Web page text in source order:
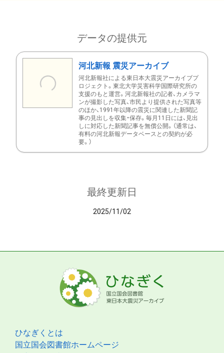
データの提供元
河北新報 震災アーカイブ
河北新報社による東日本大震災アーカイブプ
ロジェクト。東北大学災害科学国際研究所の
支援のもと運営。河北新報社の記者、カメラマ
ンが撮影した写真、市民より提供された写真等
のほか、1991年以降の震災に関連した新聞記
事の見出しを収集・保存。毎月11日には、見出
しに対応した新聞記事を無償公開。（通常は、
有料の河北新報データベースとの契約が必
要。）
最終更新日
2025/11/02
ひなぎくとは
国立国会図書館ホームページ